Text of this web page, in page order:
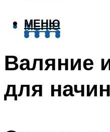
МЕНЮ
МЕНЮ
Валяние
для